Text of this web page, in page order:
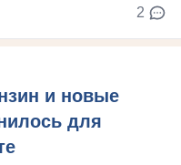
2
и новые
для